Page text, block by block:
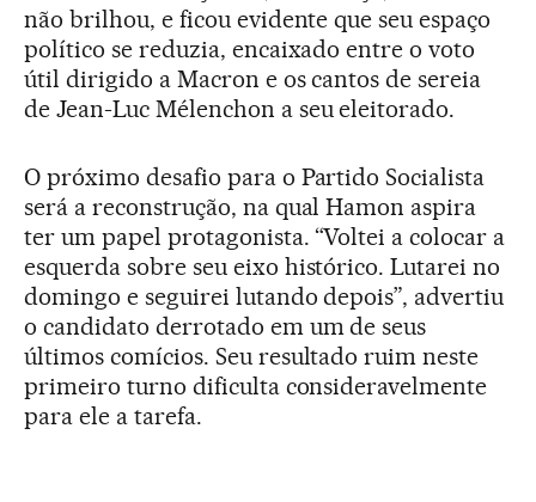
não brilhou, e ficou evidente que seu espaço
político se reduzia, encaixado entre o voto
útil dirigido a Macron e os cantos de sereia
de Jean-Luc Mélenchon a seu eleitorado.
O próximo desafio para o Partido Socialista
será a reconstrução, na qual Hamon aspira
ter um papel protagonista. “Voltei a colocar a
esquerda sobre seu eixo histórico. Lutarei no
domingo e seguirei lutando depois”, advertiu
o candidato derrotado em um de seus
últimos comícios. Seu resultado ruim neste
primeiro turno dificulta consideravelmente
para ele a tarefa.